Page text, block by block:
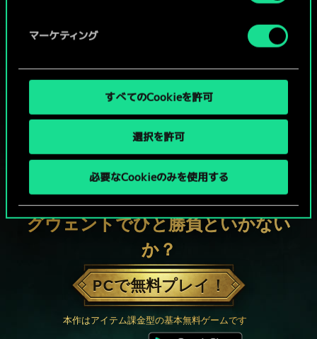
マーケティング
すべてのCookieを許可
選択を許可
必要なCookieのみを使用する
グウェントでひと勝負といかない
か？
PCで無料プレイ！
本作はアイテム課金型の基本無料ゲームです